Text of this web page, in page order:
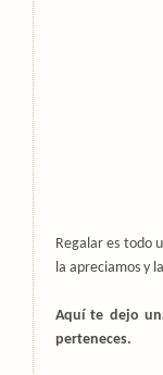
Regalar es todo
la apreciamos y
Aquí te dejo
perteneces.